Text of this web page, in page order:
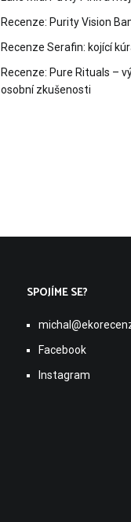
Recenze: Purity Vision
Recenze Serafin: kojící
Recenze: Pure Rituals –
osobní zkušenosti
SPOJÍME SE?
Facebook
Instagram